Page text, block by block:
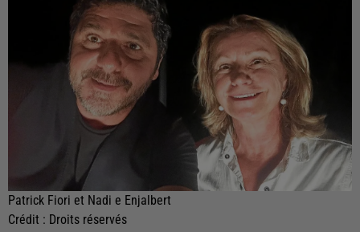
Patrick Fiori et Nadi e Enjalbert
Crédit : Droits réservés